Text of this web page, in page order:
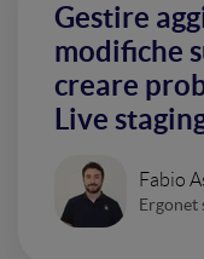
Gestire
modifiche
creare
Live
Fabio
Ergonet